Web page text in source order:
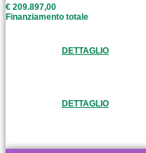
€ 209.897,00
Finanziamento totale
DETTAGLIO
DETTAGLIO